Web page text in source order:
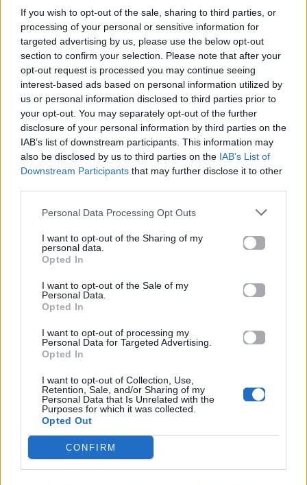
If you wish to opt-out of the sale, sharing to third parties, or
processing of your personal or sensitive information for
targeted advertising by us, please use the below opt-out
section to confirm your selection. Please note that after your
opt-out request is processed you may continue seeing
interest-based ads based on personal information utilized by
us or personal information disclosed to third parties prior to
your opt-out. You may separately opt-out of the further
disclosure of your personal information by third parties on the
IAB’s list of downstream participants. This information may
also be disclosed by us to third parties on the IAB’s List of
Downstream Participants that may further disclose it to other
Personal Data Processing Opt Outs
I want to opt-out of the Sharing of my
personal data.
Opted In
I want to opt-out of the Sale of my
Personal Data.
Opted In
I want to opt-out of processing my
Personal Data for Targeted Advertising.
Opted In
I want to opt-out of Collection, Use,
Retention, Sale, and/or Sharing of my
Personal Data that Is Unrelated with the
Purposes for which it was collected.
Opted Out
CONFIRM
Για σχόλια, μηνύματα ή φωτογραφικό υλικό
Facebook, επικοινωνήστε μέσωTwitter
ή
ακολουθήστε μας στο
Antetokounmpo Konnie Metaxa Θέμης Γεωργαντάς
Mad.gr στο Google